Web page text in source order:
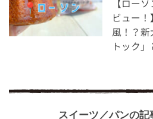
【ロー
ビュー
風！？
トック
スイーツ／パンの記